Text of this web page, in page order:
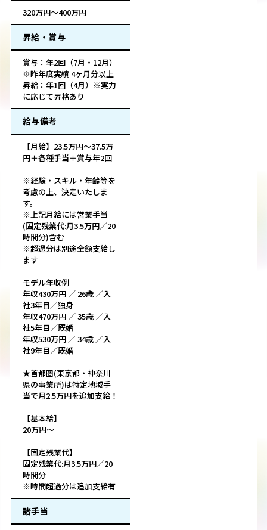
320万円～400万円
昇給・賞与
賞与：年2回（7月・12月）
※昨年度実績 4ヶ月分以上
昇給：年1回（4月）※実力
に応じて昇格あり
給与備考
【月給】23.5万円～37.5万
円＋各種手当＋賞与年2回
※経験・スキル・年齢等を
考慮の上、決定いたしま
す。
※上記月給には営業手当
(固定残業代:月3.5万円／20
時間分)含む
※超過分は別途全額支給し
ます
モデル年収例
年収430万円 ／ 26歳 ／入
社3年目／独身
年収470万円 ／ 35歳 ／入
社5年目／既婚
年収530万円 ／ 34歳 ／入
社9年目／既婚
★首都圏(東京都・神奈川
県の事業所)は特定地域手
当で月2.5万円を追加支給！
【基本給】
20万円～
【固定残業代】
固定残業代:月3.5万円／20
時間分
※時間超過分は追加支給有
諸手当